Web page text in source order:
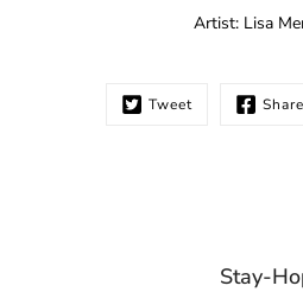
Artist: Lisa
Tweet Share
Stay-